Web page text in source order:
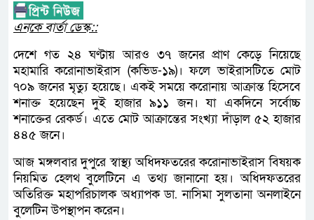
এনকে বার্তা ডেস্ক::
দেশে গত ২৪ ঘণ্টায় আরও ৩৭ জনের প্রাণ কেড়ে নিয়েছে
মহামারি করোনাভাইরাস (কভিড-১৯)। ফলে ভাইরাসটিতে মোট
৭০৯ জনের মৃত্যু হয়েছে। একই সময়ে করোনায় আক্রান্ত হিসেবে
শনাক্ত হয়েছেন দুই হাজার ৯১১ জন। যা একদিনে সর্বোচ্চ
শনাক্তের রেকর্ড। এতে মোট আক্রান্তের সংখ্যা দাঁড়াল ৫২ হাজার
৪৪৫ জনে।
আজ মঙ্গলবার দুপুরে স্বাস্থ্য অধিদফতরের করোনাভাইরাস বিষয়ক
নিয়মিত হেলথ বুলেটিনে এ তথ্য জানানো হয়। অধিদফতরের
অতিরিক্ত মহাপরিচালক অধ্যাপক ডা. নাসিমা সুলতানা অনলাইনে
বুলেটিন উপস্থাপন করেন।